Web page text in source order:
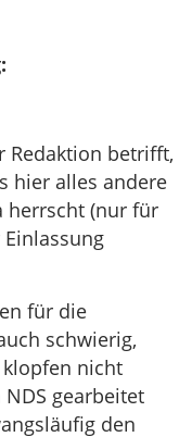
Redaktion betrifft,
hier alles andere
herrscht (nur für
für die
schwierig,
klopfen nicht
gearbeitet
den